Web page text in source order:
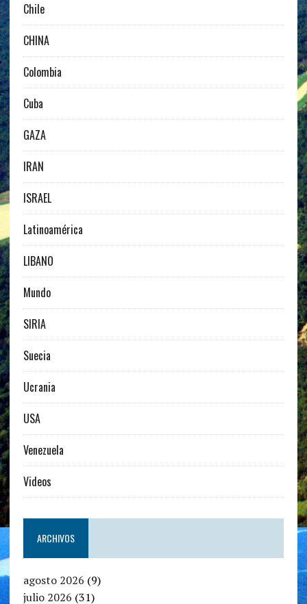
Chile
CHINA
Colombia
Cuba
GAZA
IRAN
ISRAEL
Latinoamérica
LIBANO
Mundo
SIRIA
Suecia
Ucrania
USA
Venezuela
Videos
ARCHIVOS
agosto 2026 (9)
julio 2026 (31)